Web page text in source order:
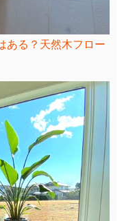
ある？天然木フロー